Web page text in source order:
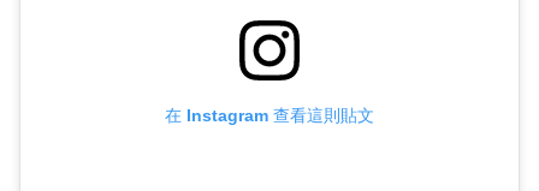
在 Instagram 查看這則貼文